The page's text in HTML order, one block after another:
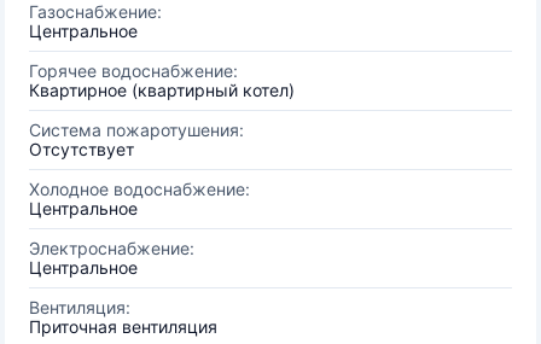
Газоснабжение:
Центральное
Горячее водоснабжение:
Квартирное (квартирный котел)
Система пожаротушения:
Отсутствует
Холодное водоснабжение:
Центральное
Электроснабжение:
Центральное
Вентиляция:
Приточная вентиляция